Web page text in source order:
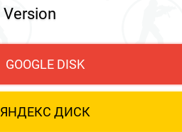
Version
GOOGLE DISK
ЯНДЕКС ДИСК